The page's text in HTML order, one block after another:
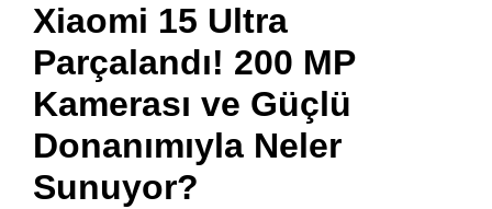
Xiaomi 15 Ultra
Parçalandı! 200 MP
Kamerası ve Güçlü
Donanımıyla Neler
Sunuyor?